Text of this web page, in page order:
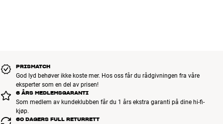
PRISMATCH
God lyd behøver ikke koste mer. Hos oss får du rådgivningen fra våre
eksperter som en del av prisen!
6 ÅRS MEDLEMSGARANTI
Som medlem av kundeklubben får du 1 års ekstra garanti på dine hi-fi-
kjøp.
60 DAGERS FULL RETURRETT